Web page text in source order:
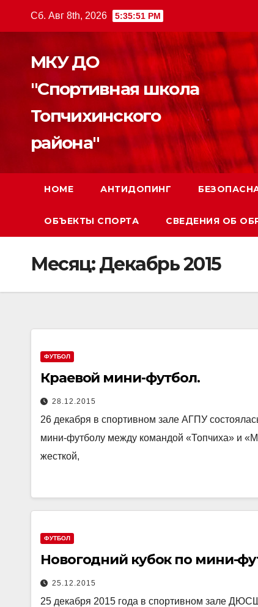
Сб. Авг 8th, 2026 5:35:52 PM
МКУ ДО
"Спортивная школа
Топчихинского
района"
HOME АНТИДОПИНГ
ОБЪЕКТЫ СПОРТА СВЕДЕНИЯ ОБ
Месяц:Декабрь 2015
ФУТБОЛ
Краевой мини-футбол.
28.12.2015
26 декабря в спортивном зале АГПУ
мини-футболу между командой «Топчиха» и
жесткой,
ФУТБОЛ
Новогодний кубок по мини-
25.12.2015
25 декабря 2015 года в спортивном зале